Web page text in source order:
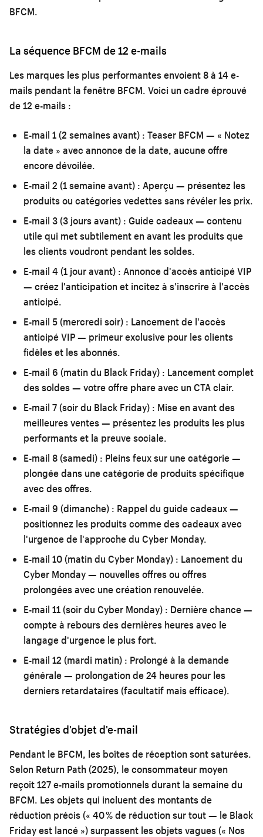
BFCM.
La séquence BFCM de 12 e-mails
Les marques les plus performantes envoient 8 à 14 e-
mails pendant la fenêtre BFCM. Voici un cadre éprouvé
de 12 e-mails :
E-mail 1 (2 semaines avant) : Teaser BFCM — « Notez
la date » avec annonce de la date, aucune offre
encore dévoilée.
E-mail 2 (1 semaine avant) : Aperçu — présentez les
produits ou catégories vedettes sans révéler les prix.
E-mail 3 (3 jours avant) : Guide cadeaux — contenu
utile qui met subtilement en avant les produits que
les clients voudront pendant les soldes.
E-mail 4 (1 jour avant) : Annonce d'accès anticipé VIP
— créez l'anticipation et incitez à s'inscrire à l'accès
anticipé.
E-mail 5 (mercredi soir) : Lancement de l'accès
anticipé VIP — primeur exclusive pour les clients
fidèles et les abonnés.
E-mail 6 (matin du Black Friday) : Lancement complet
des soldes — votre offre phare avec un CTA clair.
E-mail 7 (soir du Black Friday) : Mise en avant des
meilleures ventes — présentez les produits les plus
performants et la preuve sociale.
E-mail 8 (samedi) : Pleins feux sur une catégorie —
plongée dans une catégorie de produits spécifique
avec des offres.
E-mail 9 (dimanche) : Rappel du guide cadeaux —
positionnez les produits comme des cadeaux avec
l'urgence de l'approche du Cyber Monday.
E-mail 10 (matin du Cyber Monday) : Lancement du
Cyber Monday — nouvelles offres ou offres
prolongées avec une création renouvelée.
E-mail 11 (soir du Cyber Monday) : Dernière chance —
compte à rebours des dernières heures avec le
langage d'urgence le plus fort.
E-mail 12 (mardi matin) : Prolongé à la demande
générale — prolongation de 24 heures pour les
derniers retardataires (facultatif mais efficace).
Stratégies d'objet d'e-mail
Pendant le BFCM, les boîtes de réception sont saturées.
Selon Return Path (2025), le consommateur moyen
reçoit 127 e-mails promotionnels durant la semaine du
BFCM. Les objets qui incluent des montants de
réduction précis (« 40 % de réduction sur tout — le Black
Friday est lancé ») surpassent les objets vagues (« Nos